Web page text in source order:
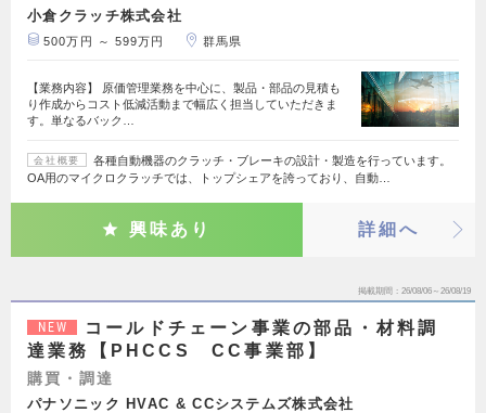
小倉クラッチ株式会社
500万円 ～ 599万円 群馬県
【業務内容】 原価管理業務を中心に、製品・部品の見積も
り作成からコスト低減活動まで幅広く担当していただきま
す。単なるバック…
会社概要
各種自動機器のクラッチ・ブレーキの設計・製造を行っています。
OA用のマイクロクラッチでは、トップシェアを誇っており、自動…
興味あり 詳細へ
掲載期間 26/08/06～26/08/19
NEW
コールドチェーン事業の部品・材料調
達業務【PHCCS CC事業部】
購買・調達
パナソニック HVAC & CCシステムズ株式会社